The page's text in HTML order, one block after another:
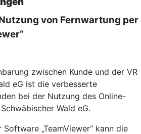
von Fernwartung per
zwischen Kunde und der VR
eG ist die verbesserte
bei der Nutzung des Online-
Wald eG.
„TeamViewer“ kann die